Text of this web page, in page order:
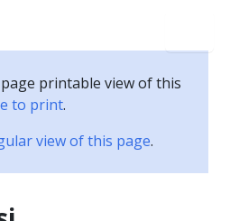
printable view of this
to print.
view of this page.